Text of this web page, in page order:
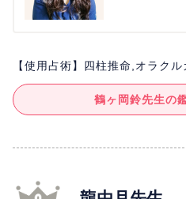
【使用占術】四柱推命,オラクル
鶴ヶ岡鈴先生の